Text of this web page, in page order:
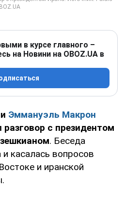
в курсе главного –
на Новини на OBOZ.UA в
Эммануэль Макрон
разговор с президентом
. Беседа
касалась вопросов
и иранской